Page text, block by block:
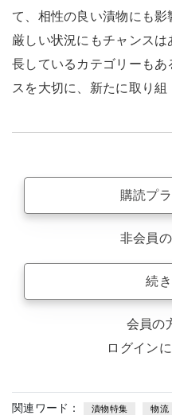
て、相性の良い漬物にも影
厳しい状況にもチャンス
長しているカテゴリーも
スを大切に、新たに取り組
購読プ
非会員
続
会員の
ログイン
関連ワード： 漬物特集 物流